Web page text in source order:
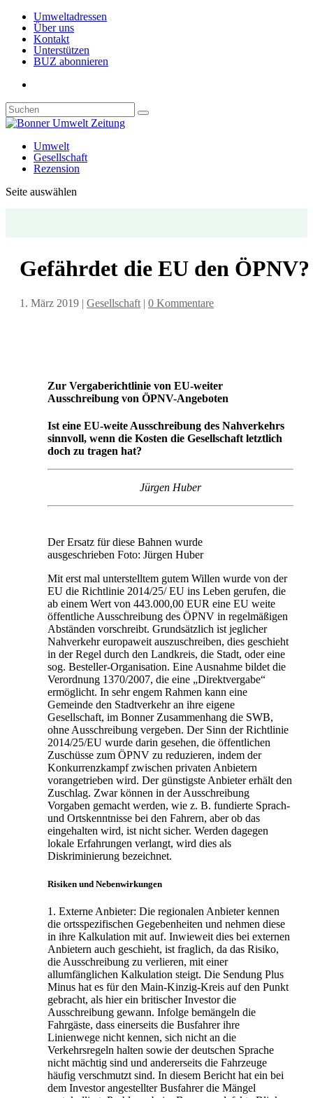
Umweltadressen
Über uns
Kontakt
Unterstützen
BUZ abonnieren
Umwelt
Gesellschaft
Rezension
Seite auswählen
Gefährdet die EU den ÖPNV?
1. März 2019 | Gesellschaft | 0 Kommentare
Zur Vergaberichtlinie von EU-weiter
Ausschreibung von ÖPNV-Angeboten
Ist eine EU-weite Ausschreibung des Nahverkehrs
sinnvoll, wenn die Kosten die Gesellschaft letztlich
doch zu tragen hat?
Jürgen Huber
Der Ersatz für diese Bahnen wurde
ausgeschrieben Foto: Jürgen Huber
Mit erst mal unterstelltem gutem Willen wurde von der
EU die Richtlinie 2014/25/ EU ins Leben gerufen, die
ab einem Wert von 443.000,00 EUR eine EU weite
öffentliche Ausschreibung des ÖPNV in regelmäßigen
Abständen vorschreibt. Grundsätzlich ist jeglicher
Nahverkehr europaweit auszuschreiben, dies geschieht
in der Regel durch den Landkreis, die Stadt, oder eine
sog. Besteller-Organisation. Eine Ausnahme bildet die
Verordnung 1370/2007, die eine „Direktvergabe“
ermöglicht. In sehr engem Rahmen kann eine
Gemeinde den Stadtverkehr an ihre eigene
Gesellschaft, im Bonner Zusammenhang die SWB,
ohne Ausschreibung vergeben. Der Sinn der Richtlinie
2014/25/EU wurde darin gesehen, die öffentlichen
Zuschüsse zum ÖPNV zu reduzieren, indem der
Konkurrenzkampf zwischen privaten Anbietern
vorangetrieben wird. Der günstigste Anbieter erhält den
Zuschlag. Zwar können in der Ausschreibung
Vorgaben gemacht werden, wie z. B. fundierte Sprach-
und Ortskenntnisse bei den Fahrern, aber ob das
eingehalten wird, ist nicht sicher. Werden dagegen
lokale Erfahrungen verlangt, wird dies als
Diskriminierung bezeichnet.
Risiken und Nebenwirkungen
1. Externe Anbieter: Die regionalen Anbieter kennen
die ortsspezifischen Gegebenheiten und nehmen diese
in ihre Kalkulation mit auf. Inwieweit dies bei externen
Anbietern auch geschieht, ist fraglich, da das Risiko,
die Ausschreibung zu verlieren, mit einer
allumfänglichen Kalkulation steigt. Die Sendung Plus
Minus hat es für den Main-Kinzig-Kreis auf den Punkt
gebracht, als hier ein britischer Investor die
Ausschreibung gewann. Infolge bemängeln die
Fahrgäste, dass einerseits die Busfahrer ihre
Linienwege nicht kennen, sich nicht an die
Verkehrsregeln halten sowie der deutschen Sprache
nicht mächtig sind und andererseits die Fahrzeuge
häufig verschmutzt sind. In diesem Bericht hat ein bei
dem Investor angestellter Busfahrer die Mängel